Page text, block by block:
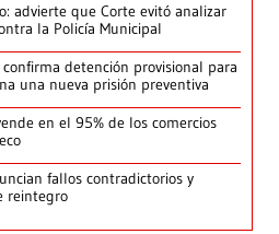
advierte que Corte evitó analizar
la Policía Municipal
detención provisional para
una nueva prisión preventiva
en el 95% de los comercios
fallos contradictorios y
reintegro